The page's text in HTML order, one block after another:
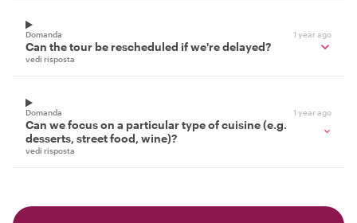
Domanda 1 year ago
Can the tour be rescheduled if we're delayed?
vedi risposta
Domanda 1 year ago
Can we focus on a particular type of cuisine (e.g.
desserts, street food, wine)?
vedi risposta